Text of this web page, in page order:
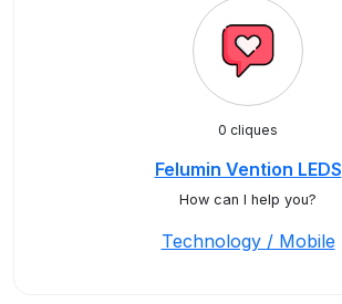
0 cliques
Felumin Vention LEDS
How can I help you?
Technology / Mobile